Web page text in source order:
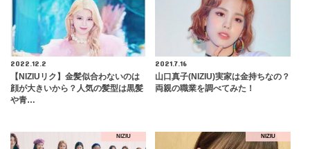
2022.12.2
【NIZIUリク】金髪似合わないのは
顔が大きいから？人気の髪型は黒髪
や青…
2021.7.16
山口真子(NIZIU)実家は金持ちなの？
両親の職業を調べてみた！
NIZIU NIZIU